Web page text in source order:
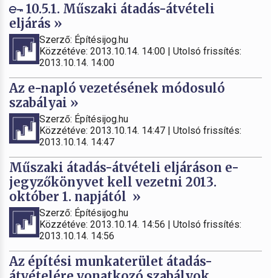
10.5.1. Műszaki átadás-átvételi
eljárás »
Szerző: Építésijog.hu
Közzétéve: 2013.10.14. 14:00 | Utolsó frissítés:
2013.10.14. 14:00
Az e-napló vezetésének módosuló
szabályai »
Szerző: Építésijog.hu
Közzétéve: 2013.10.14. 14:47 | Utolsó frissítés:
2013.10.14. 14:47
Műszaki átadás-átvételi eljáráson e-
jegyzőkönyvet kell vezetni 2013.
október 1. napjától »
Szerző: Építésijog.hu
Közzétéve: 2013.10.14. 14:56 | Utolsó frissítés:
2013.10.14. 14:56
Az építési munkaterület átadás-